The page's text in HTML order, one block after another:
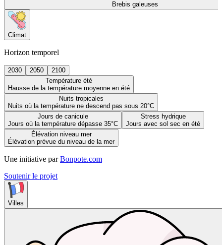
Brebis galeuses
Climat
Horizon temporel
2030 2050
2100
Température été
Hausse de la température moyenne en été
Nuits tropicales
Nuits où la température ne descend pas sous 20°C
Jours de canicule
Jours où la température dépasse 35°C
Stress hydrique
Jours avec sol sec en été
Élévation niveau mer
Élévation prévue du niveau de la mer
Une initiative par Bonpote.com
Soutenir le projet
Villes